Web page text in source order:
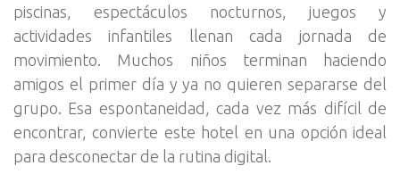
piscinas, espectáculos nocturnos, juegos y
actividades infantiles llenan cada jornada de
movimiento. Muchos niños terminan haciendo
amigos el primer día y ya no quieren separarse del
grupo. Esa espontaneidad, cada vez más difícil de
encontrar, convierte este hotel en una opción ideal
para desconectar de la rutina digital.